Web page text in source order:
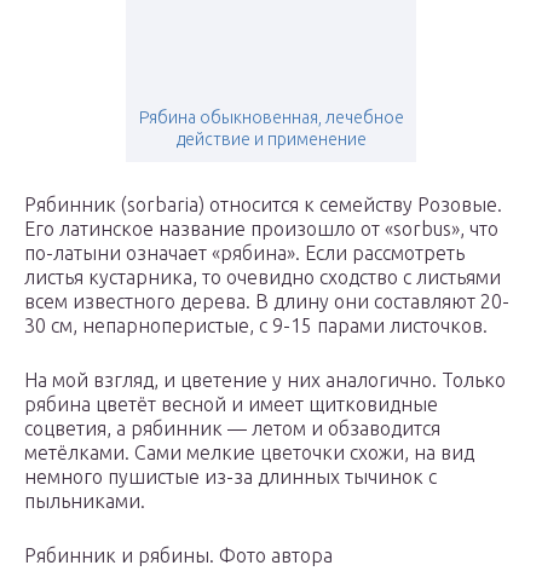
Рябина обыкновенная, лечебное
действие и применение
Рябинник (sorbaria) относится к семейству Розовые.
Его латинское название произошло от «sorbus», что
по-латыни означает «рябина». Если рассмотреть
листья кустарника, то очевидно сходство с листьями
всем известного дерева. В длину они составляют 20-
30 см, непарноперистые, с 9-15 парами листочков.
На мой взгляд, и цветение у них аналогично. Только
рябина цветёт весной и имеет щитковидные
соцветия, а рябинник — летом и обзаводится
метёлками. Сами мелкие цветочки схожи, на вид
немного пушистые из-за длинных тычинок с
пыльниками.
Рябинник и рябины. Фото автора